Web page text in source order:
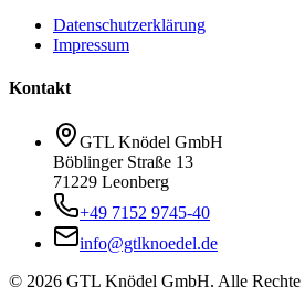
Datenschutzerklärung
Impressum
Kontakt
GTL Knödel GmbH
Böblinger Straße 13
71229 Leonberg
+49 7152 9745-40
info@gtlknoedel.de
© 2026 GTL Knödel GmbH. Alle Rechte